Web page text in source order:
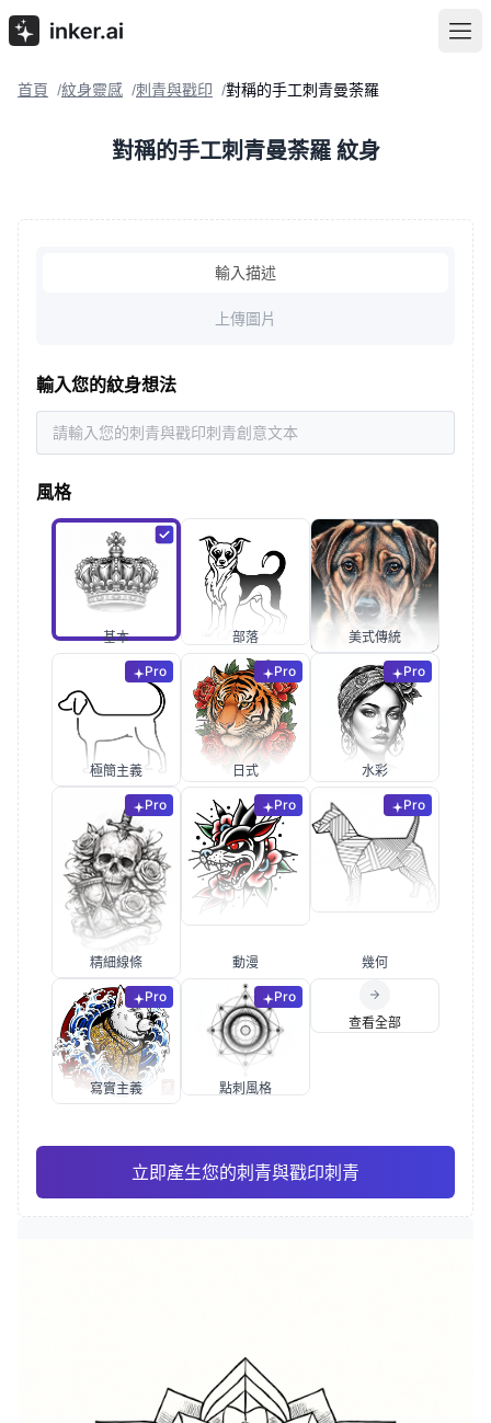
首頁 /紋身靈感 /刺青與戳印 /對稱的手工刺青曼荼羅
對稱的手工刺青曼荼羅 紋身
輸入描述
上傳圖片
輸入您的紋身想法
風格
基本 部落 美式傳統
Pro
極簡主義
Pro
日式
Pro
水彩
Pro
精細線條
Pro
動漫
Pro
幾何
Pro
寫實主義
Pro
點刺風格
查看全部
立即產生您的刺青與戳印刺青